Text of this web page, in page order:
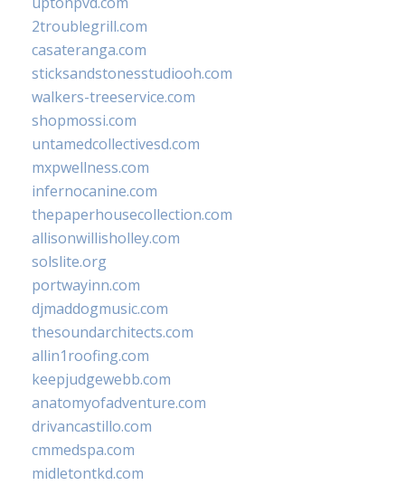
2troublegrill.com
casateranga.com
sticksandstonesstudiooh.com
walkers-treeservice.com
shopmossi.com
untamedcollectivesd.com
mxpwellness.com
infernocanine.com
thepaperhousecollection.com
allisonwillisholley.com
solslite.org
portwayinn.com
djmaddogmusic.com
thesoundarchitects.com
allin1roofing.com
keepjudgewebb.com
anatomyofadventure.com
drivancastillo.com
cmmedspa.com
midletontkd.com